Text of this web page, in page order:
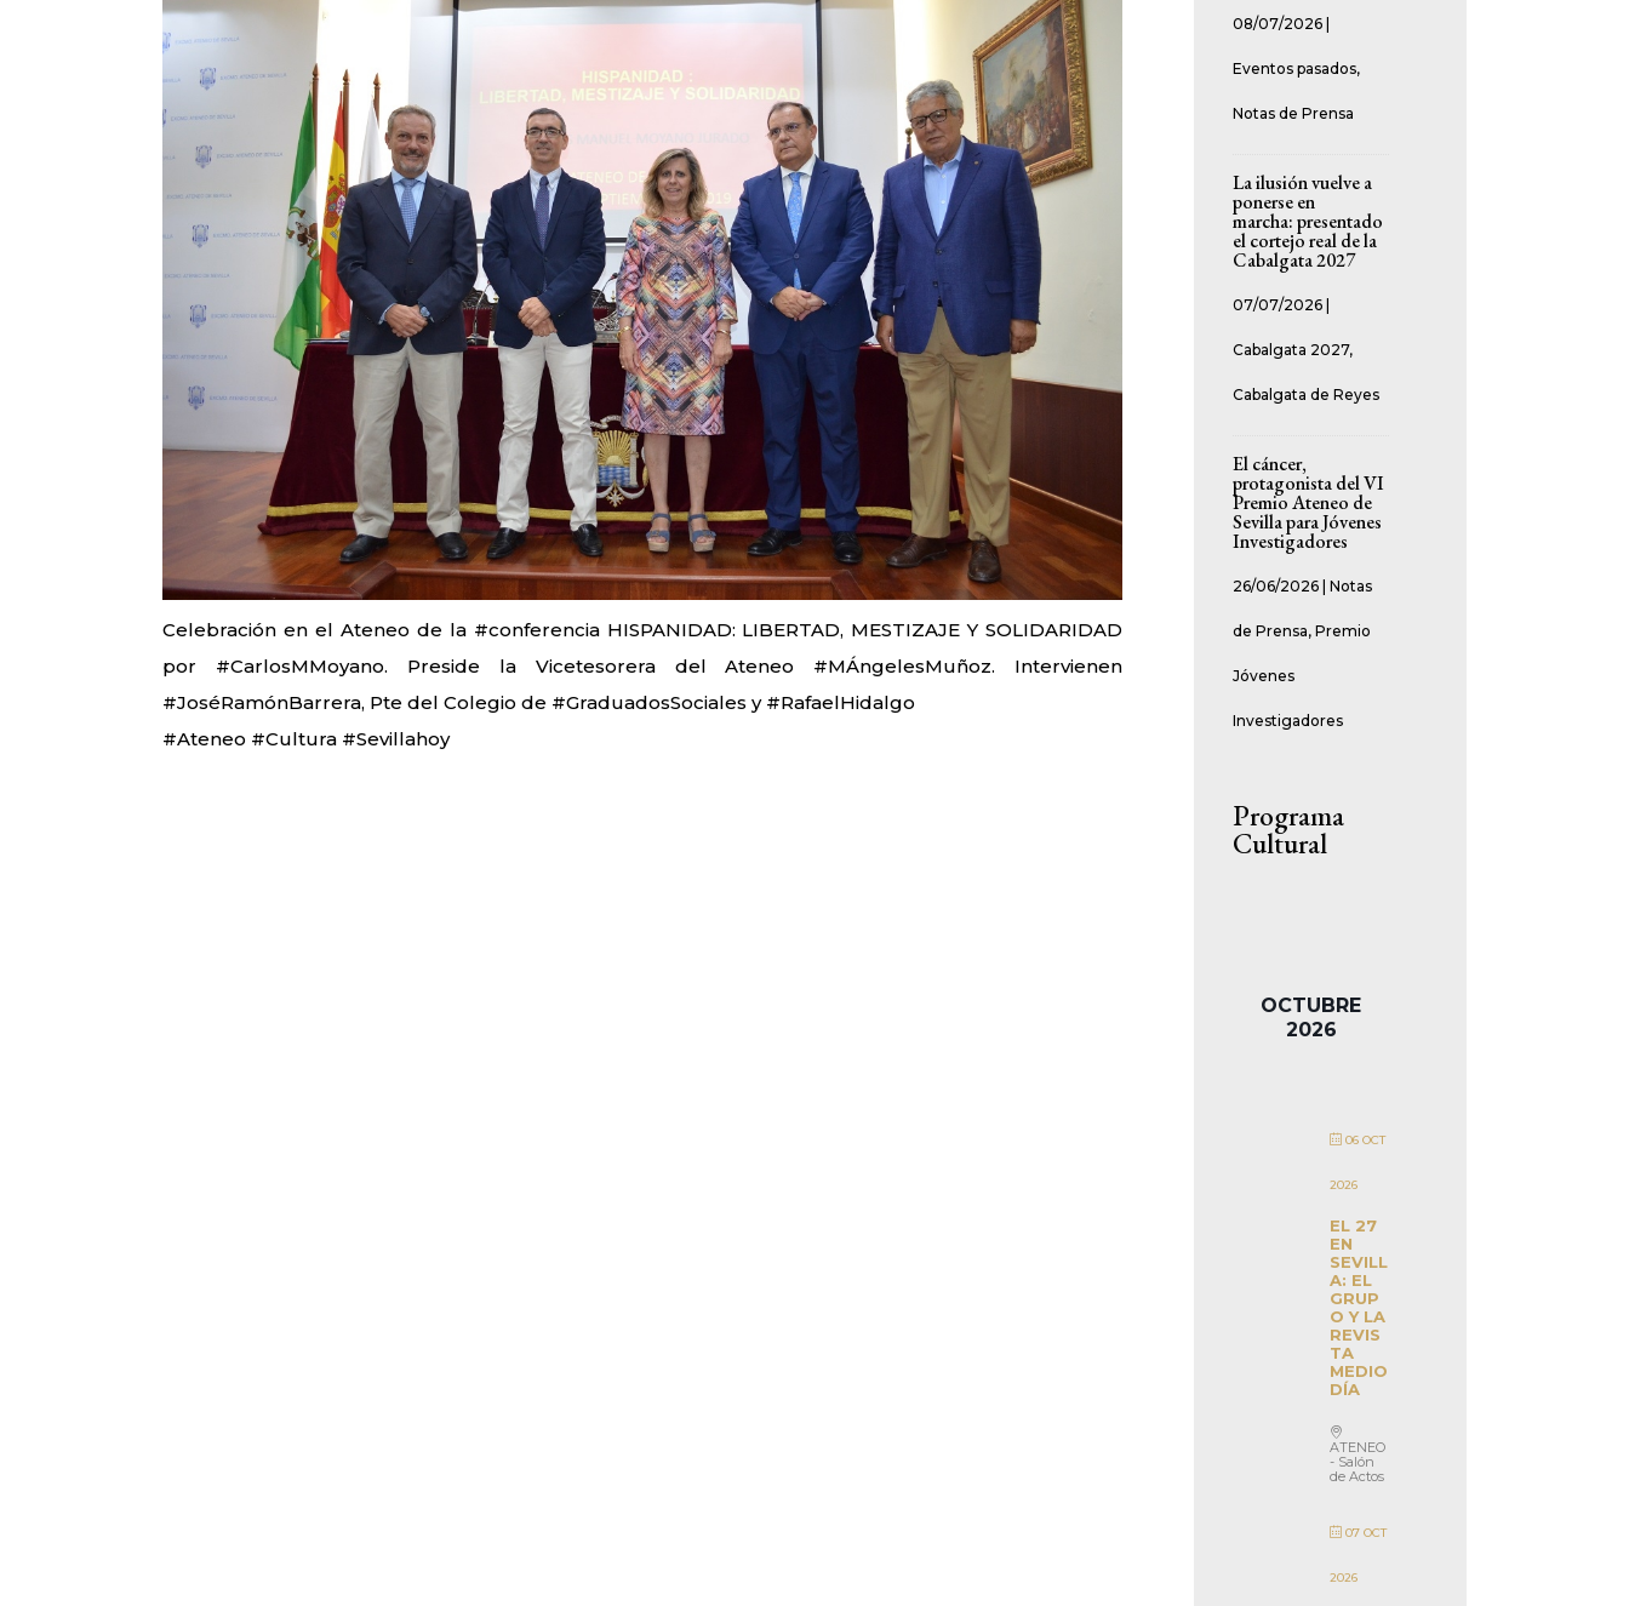
Celebración en el Ateneo de la #conferenciaHISPANIDAD: LIBERTAD, MESTIZAJE Y SOLIDARIDAD
por #CarlosMMoyano. Preside la Vicetesorera del Ateneo #MÁngelesMuñoz. Intervienen
#JoséRamónBarrera, Pte del Colegio de #GraduadosSociales y #RafaelHidalgo
#Ateneo #Cultura #Sevillahoy
08/07/2026
Eventos pasados,
Notas de Prensa
La ilusión vuelve a
ponerse en
marcha: presentado
el cortejo real de la
Cabalgata 2027
07/07/2026
Cabalgata 2027,
Cabalgata de Reyes
El cáncer,
protagonista del VI
Premio Ateneo de
Sevilla para Jóvenes
Investigadores
26/06/2026 |Notas
de Prensa,Premio
Jóvenes
Investigadores
Programa
Cultural
OCTUBRE
2026
06 OCT
2026
EL 27
EN
SEVILL
A: EL
GRUP
O Y LA
REVIS
TA
MEDIO
DÍA
ATENEO
- Salón
de Actos
07 OCT
2026